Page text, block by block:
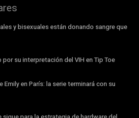
y bisexuales están donando sangre que
por su interpretación del VIH en Tip Toe
en París: la serie terminará con su